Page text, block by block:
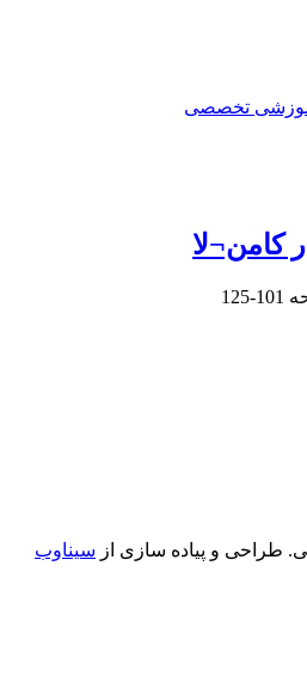
آموزشی تخصصی
کامن¬لا
101-125
طراحی و پیاده سازی از سیناوب